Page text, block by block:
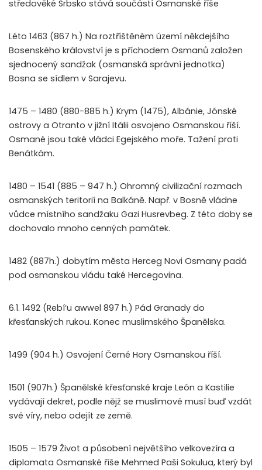
středověké Srbsko stává součástí Osmanské říše
Léto 1463 (867 h.) Na roztříštěném území někdejšího
Bosenského království je s příchodem Osmanů založen
sjednocený sandžak (osmanská správní jednotka)
Bosna se sídlem v Sarajevu.
1475 – 1480 (880-885 h.) Krym (1475), Albánie, Jónské
ostrovy a Otranto v jižní Itálii osvojeno Osmanskou říší.
Osmané jsou také vládci Egejského moře. Tažení proti
Benátkám.
1480 – 1541 (885 – 947 h.) Ohromný civilizační rozmach
osmanských teritorií na Balkáně. Např. v Bosně vládne
vůdce místního sandžaku Gazi Husrevbeg. Z této doby se
dochovalo mnoho cenných památek.
1482 (887h.) dobytím města Herceg Novi Osmany padá
pod osmanskou vládu také Hercegovina.
6.1. 1492 (Rebí’u awwel 897 h.) Pád Granady do
křesťanských rukou. Konec muslimského Španělska.
1499 (904 h.) Osvojení Černé Hory Osmanskou říší.
1501 (907h.) Španělské křesťanské kraje León a Kastilie
vydávají dekret, podle nějž se muslimové musí buď vzdát
své víry, nebo odejít ze země.
1505 – 1579 Život a působení největšího velkovezíra a
diplomata Osmanské říše Mehmed Paši Sokulua, který byl